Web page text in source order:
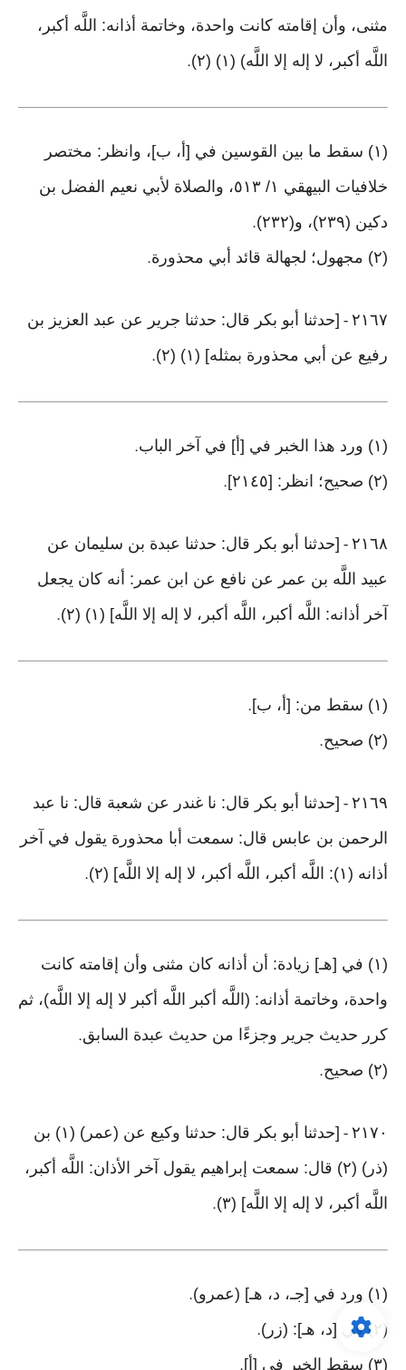
مثنى، وأن إقامته كانت واحدة، وخاتمة أذانه: اللَّه أكبر،
اللَّه أكبر، لا إله إلا اللَّه) (١) (٢)
.
(١) سقط ما بين القوسين في [أ، ب]، وانظر: مختصر
خلافيات البيهقي ١/ ٥١٣، والصلاة لأبي نعيم الفضل بن
دكين (٢٣٩)، و(٢٣٢)
.
(٢) مجهول؛ لجهالة قائد أبي محذورة .
٢١٦٧ - [حدثنا أبو بكر قال: حدثنا جرير عن عبد العزيز بن
رفيع عن أبي محذورة بمثله] (١) (٢)
.
(١) ورد هذا الخبر في [أ] في آخر الباب .
(٢) صحيح؛ انظر: [٢١٤٥] .
٢١٦٨ - [حدثنا أبو بكر قال: حدثنا عبدة بن سليمان عن
عبيد اللَّه بن عمر عن نافع عن ابن عمر: أنه كان يجعل
آخر أذانه: اللَّه أكبر، اللَّه أكبر، لا إله إلا اللَّه] (١) (٢)
.
(١) سقط من: [أ، ب] .
(٢) صحيح .
٢١٦٩ - [حدثنا أبو بكر قال: نا غندر عن شعبة قال: نا عبد
الرحمن بن عابس قال: سمعت أبا محذورة يقول في آخر
أذانه (١): اللَّه أكبر، اللَّه أكبر، لا إله إلا اللَّه] (٢)
.
(١) في [هـ] زيادة: أن أذانه كان مثنى وأن إقامته كانت
واحدة، وخاتمة أذانه: (اللَّه أكبر اللَّه أكبر لا إله إلا اللَّه)، ثم
كرر حديث جرير وجزءًا من حديث عبدة السابق.
(٢) صحيح .
٢١٧٠ -
[حدثنا أبو بكر قال: حدثنا وكيع عن (عمر) (١) بن
(ذر) (٢) قال: سمعت إبراهيم يقول آخر الأذان: اللَّه أكبر،
اللَّه أكبر، لا إله إلا اللَّه] (٣)
.
(١) ورد في [جـ، د، هـ] (عمرو) .
(٢) في [د، هـ]: (زر) .
(٣) سقط الخبر في [أ]